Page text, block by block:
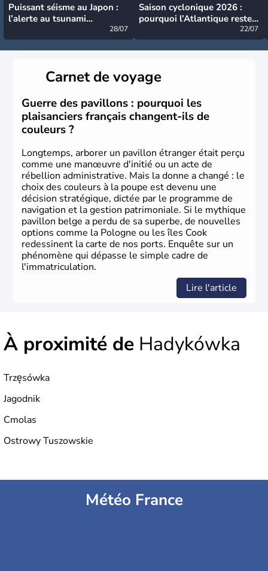
Puissant séisme au Japon :
l’alerte au tsunami
28/07
Saison cyclonique 2026 :
pourquoi l’Atlantique reste
22/07
Carnet de voyage
Guerre des pavillons : pourquoi les
plaisanciers français changent-ils de
couleurs ?
Longtemps, arborer un pavillon étranger était perçu
comme une manœuvre d'initié ou un acte de
rébellion administrative. Mais la donne a changé : le
choix des couleurs à la poupe est devenu une
décision stratégique, dictée par le programme de
navigation et la gestion patrimoniale. Si le mythique
pavillon belge a perdu de sa superbe, de nouvelles
options comme la Pologne ou les îles Cook
redessinent la carte de nos ports. Enquête sur un
phénomène qui dépasse le simple cadre de
l'immatriculation.
Lire l'article
À proximité de Hadykówka
Trzęsówka
Jagodnik
Cmolas
Ostrowy Tuszowskie
Météo France